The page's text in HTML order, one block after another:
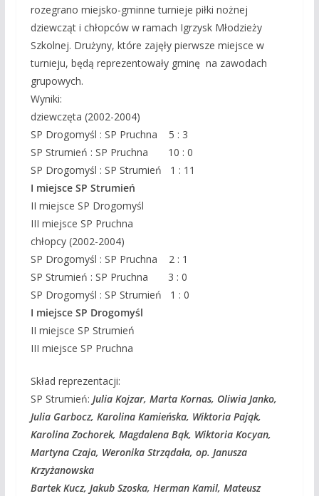
rozegrano miejsko-gminne turnieje piłki nożnej
dziewcząt i chłopców w ramach Igrzysk Młodzieży
Szkolnej. Drużyny, które zajęły pierwsze miejsce w
turnieju, będą reprezentowały gminę na zawodach
grupowych.
Wyniki:
dziewczęta (2002-2004)
SP Drogomyśl : SP Pruchna 5 : 3
SP Strumień : SP Pruchna 10 : 0
SP Drogomyśl : SP Strumień 1 : 11
I miejsce SP Strumień
II miejsce SP Drogomyśl
III miejsce SP Pruchna
chłopcy (2002-2004)
SP Drogomyśl : SP Pruchna 2 : 1
SP Strumień : SP Pruchna 3 : 0
SP Drogomyśl : SP Strumień 1 : 0
I miejsce SP Drogomyśl
II miejsce SP Strumień
III miejsce SP Pruchna
Skład reprezentacji:
SP Strumień: Julia Kojzar, Marta Kornas, Oliwia Janko,
Julia Garbocz, Karolina Kamieńska, Wiktoria Pająk,
Karolina Zochorek, Magdalena Bąk, Wiktoria Kocyan,
Martyna Czaja, Weronika Strządała, op. Janusza
Krzyżanowska
Bartek Kucz, Jakub Szoska, Herman Kamil, Mateusz